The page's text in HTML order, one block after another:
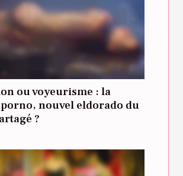
ou voyeurisme : la
nouvel eldorado du
?